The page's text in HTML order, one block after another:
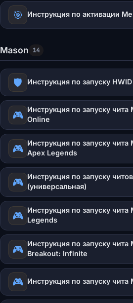
🎯 Инструкция по активации
Mason 14
🛡️ Инструкция по запуску
🎮 Инструкция по запуску чита
Online
🎮 Инструкция по запуску
Apex Legends
🎮 Инструкция по запуску
(универсальная)
🎮 Инструкция по запуску
Legends
🎮 Инструкция по запуску чита
Breakout: Infinite
🎮 Инструкция по запуску